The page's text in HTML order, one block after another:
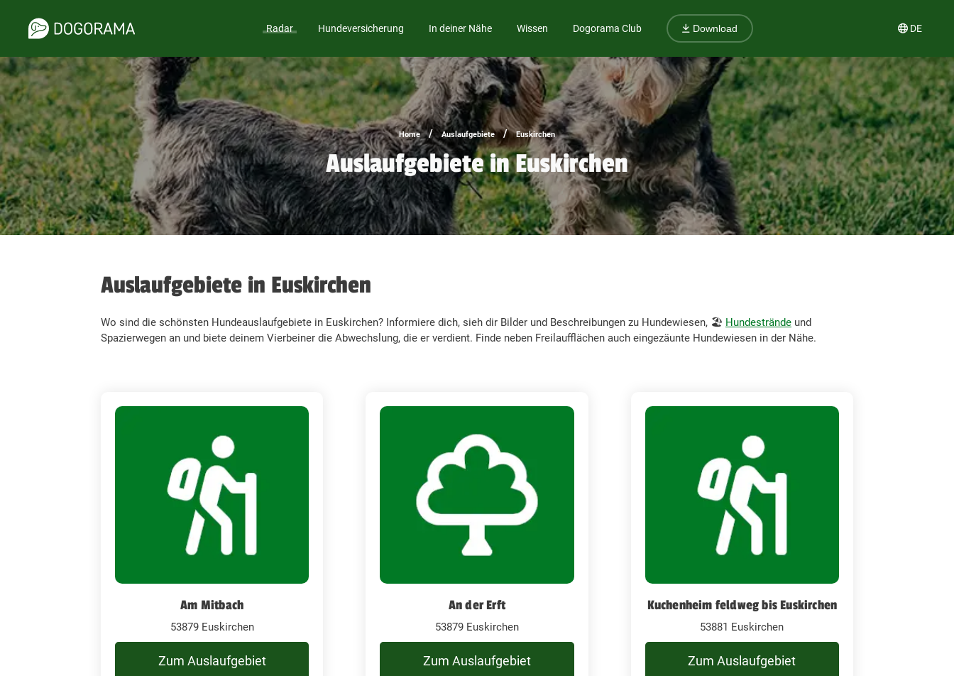
Radar Hundeversicherung In deiner Nähe Wissen Dogorama Club Download DE
Home / Auslaufgebiete / Euskirchen
Auslaufgebiete in Euskirchen
Auslaufgebiete in Euskirchen
Wo sind die schönsten Hundeauslaufgebiete in Euskirchen? Informiere dich, sieh dir Bilder und Beschreibungen zu Hundewiesen, 🏖️ Hundestrände und
Spazierwegen an und biete deinem Vierbeiner die Abwechslung, die er verdient. Finde neben Freilaufflächen auch eingezäunte Hundewiesen in der Nähe.
Am Mitbach
53879 Euskirchen
Zum Auslaufgebiet
An der Erft
53879 Euskirchen
Zum Auslaufgebiet
Kuchenheim feldweg bis Euskirchen
53881 Euskirchen
Zum Auslaufgebiet